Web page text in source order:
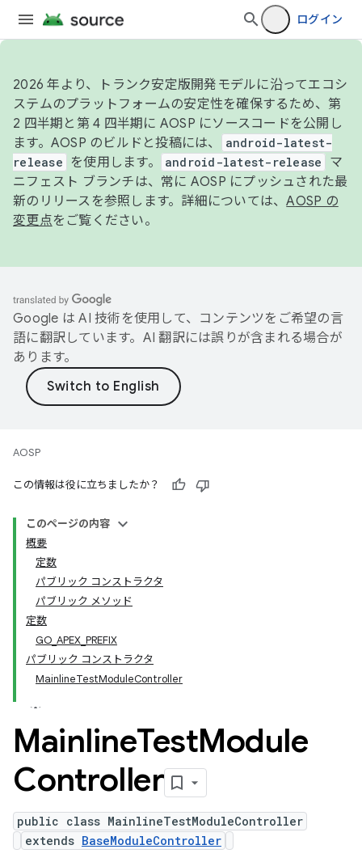
ログイン
2026 年より、トランク安定版開発モデルに沿ってエコシ
ステムのプラットフォームの安定性を確保するため、第
2 四半期と第 4 四半期に AOSP にソースコードを公開し
ます。AOSP のビルドと投稿には、
android-latest-
release
を使用します。 android-latest-release
マ
ニフェスト ブランチは、常に AOSP にプッシュされた最
新のリリースを参照します。詳細については、AOSP の
変更点をご覧ください。
Google は AI 技術を使用して、コンテンツをご希望の言
語に翻訳しています。AI 翻訳には誤りが含まれる場合が
あります。
AOSP
この情報は役に立ちましたか？
このページの内容
概要
定数
パブリック コンストラクタ
パブリック メソッド
定数
GO_APEX_PREFIX
パブリック コンストラクタ
MainlineTestModuleController
MainlineTestModule
Controller
public class MainlineTestModuleController
extends BaseModuleController